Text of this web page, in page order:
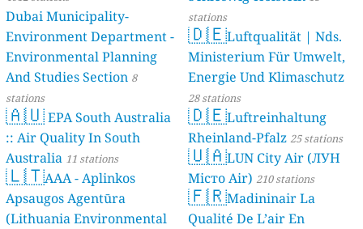
Dubai Municipality-
Environment Department -
Environmental Planning
And Studies Section 8
stations
🇦🇺EPA South Australia
:: Air Quality In South
Australia 11 stations
🇱🇹AAA - Aplinkos
Apsaugos Agentūra
(Lithuania Environmental
stations
🇩🇪Luftqualität | Nds.
Ministerium Für Umwelt,
Energie Und Klimaschutz
28 stations
🇩🇪Luftreinhaltung
Rheinland-Pfalz 25 stations
🇺🇦LUN City Air (ЛУН
Місто Air) 210 stations
🇫🇷Madininair La
Qualité De L’air En